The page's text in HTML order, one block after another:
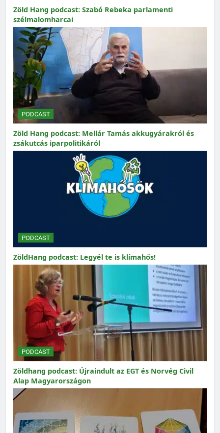
Zöld Hang podcast: Szabó Rebeka parlamenti
szélmalomharcai
PODCAST
Zöld Hang podcast: Mellár Tamás akkugyárakról és
zsákutcás iparpolitikáról
PODCAST
ZöldHang podcast: Legyél te is klímahős!
PODCAST
Zöldhang podcast: Újraindult az EGT és Norvég Civil
Alap Magyarországon